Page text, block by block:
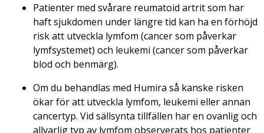
Patienter med svårare reumatoid artrit som har
haft sjukdomen under längre tid kan ha en förhöjd
risk att utveckla lymfom (cancer som påverkar
lymfsystemet) och leukemi (cancer som påverkar
blod och benmärg).
Om du behandlas med Humira så kanske risken
ökar för att utveckla lymfom, leukemi eller annan
cancertyp. Vid sällsynta tillfällen har en ovanlig och
allvarlig typ av lymfom observerats hos patienter